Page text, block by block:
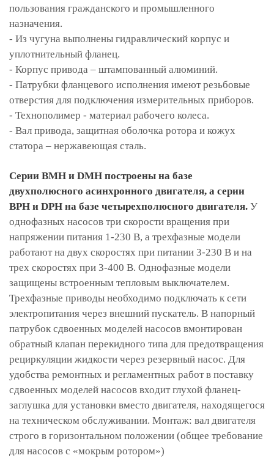
пользования гражданского и промышленного
назначения.
- Из чугуна выполнены гидравлический корпус и
уплотнительный фланец.
- Корпус привода – штампованный алюминий.
- Патрубки фланцевого исполнения имеют резьбовые
отверстия для подключения измерительных приборов.
- Технополимер - материал рабочего колеса.
- Вал привода, защитная оболочка ротора и кожух
статора – нержавеющая сталь.
Серии BMH и DMH построены на базе
двухполюсного асинхронного двигателя, а серии
BPH и DPH на базе четырехполюсного двигателя. У
однофазных насосов три скорости вращения при
напряжении питания 1-230 В, а трехфазные модели
работают на двух скоростях при питании 3-230 В и на
трех скоростях при 3-400 В. Однофазные модели
защищены встроенным тепловым выключателем.
Трехфазные приводы необходимо подключать к сети
электропитания через внешний пускатель. В напорный
патрубок сдвоенных моделей насосов вмонтирован
обратный клапан перекидного типа для предотвращения
рециркуляции жидкости через резервный насос. Для
удобства ремонтных и регламентных работ в поставку
сдвоенных моделей насосов входит глухой фланец-
заглушка для установки вместо двигателя, находящегося
на техническом обслуживании. Монтаж: вал двигателя
строго в горизонтальном положении (общее требование
для насосов с «мокрым ротором»)